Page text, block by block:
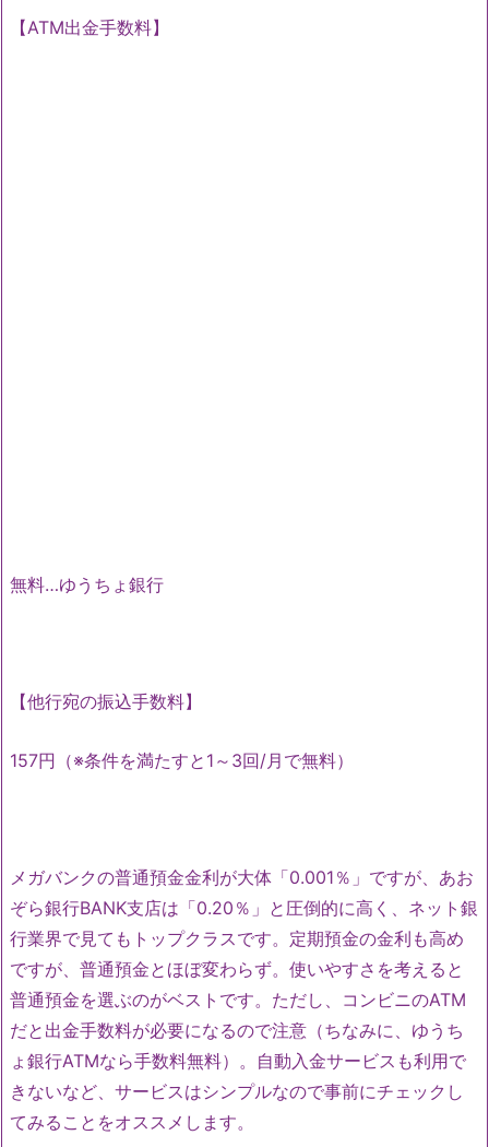
【ATM出金手数料】
無料…ゆうちょ銀行
【他行宛の振込手数料】
157円（※条件を満たすと1～3回/月で無料）
メガバンクの普通預金金利が大体「0.001％」ですが、あお
ぞら銀行BANK支店は「0.20％」と圧倒的に高く、ネット銀
行業界で見てもトップクラスです。定期預金の金利も高め
ですが、普通預金とほぼ変わらず。使いやすさを考えると
普通預金を選ぶのがベストです。ただし、コンビニのATM
だと出金手数料が必要になるので注意（ちなみに、ゆうち
ょ銀行ATMなら手数料無料）。自動入金サービスも利用で
きないなど、サービスはシンプルなので事前にチェックし
てみることをオススメします。